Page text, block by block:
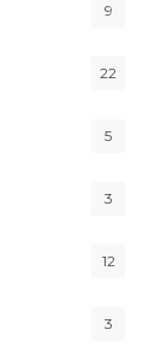
9
22
5
3
12
3